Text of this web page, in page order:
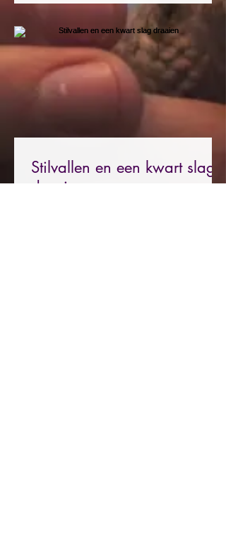
Stilvallen en een kwart slag
draaien